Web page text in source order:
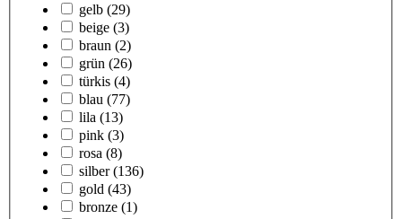
gelb (29)
beige (3)
braun (2)
grün (26)
türkis (4)
blau (77)
lila (13)
pink (3)
rosa (8)
silber (136)
gold (43)
bronze (1)